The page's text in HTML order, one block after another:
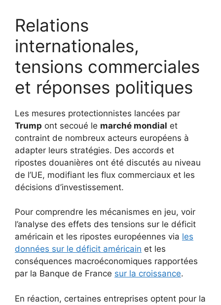
Relations
internationales,
tensions commerciales
et réponses politiques
Les mesures protectionnistes lancées par
Trump ont secoué le marché mondial et
contraint de nombreux acteurs européens à
adapter leurs stratégies. Des accords et
ripostes douanières ont été discutés au niveau
de l’UE, modifiant les flux commerciaux et les
décisions d’investissement.
Pour comprendre les mécanismes en jeu, voir
l’analyse des effets des tensions sur le déficit
américain et les ripostes européennes via les
données sur le déficit américain et les
conséquences macroéconomiques rapportées
par la Banque de France sur la croissance.
En réaction, certaines entreprises optent pour la